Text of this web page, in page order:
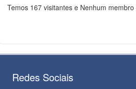
Temos 167 visitantes e Nenhum
Redes Sociais